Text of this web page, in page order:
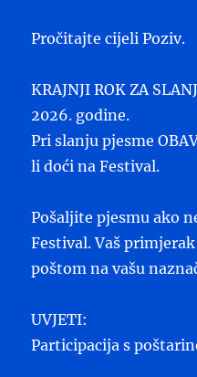
Pročitajte cijeli Poziv.
KRAJNJI ROK ZA
2026. godine.
Pri slanju pjesme
li doći na Festival.
Pošaljite pjesmu ako
Festival. Vaš
poštom na vašu
UVJETI:
Participacija s